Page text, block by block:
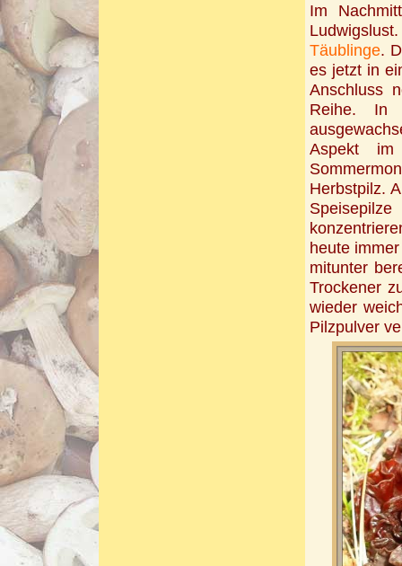
Im
Täublinge.
es jetzt in
Anschluss
Reihe. In
Aspekt
Herbstpilz.
heute
mitunter
Trockener
wieder
Pilzpulver